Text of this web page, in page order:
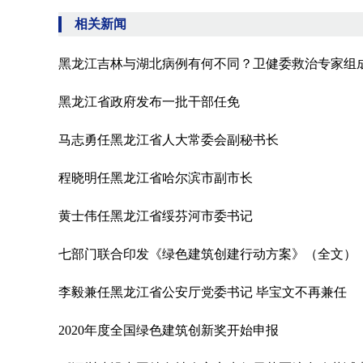
相关新闻
黑龙江吉林与湖北病例有何不同？卫健委救治专家组
黑龙江省政府发布一批干部任免
马志勇任黑龙江省人大常委会副秘书长
程晓明任黑龙江省哈尔滨市副市长
黄士伟任黑龙江省绥芬河市委书记
七部门联合印发《绿色建筑创建行动方案》（全文）
李毅兼任黑龙江省公安厅党委书记 毕宝文不再兼任
2020年度全国绿色建筑创新奖开始申报